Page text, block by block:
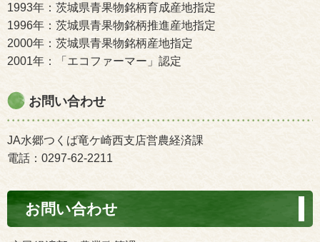
1993年：茨城県青果物銘柄育成産地指定
1996年：茨城県青果物銘柄推進産地指定
2000年：茨城県青果物銘柄産地指定
2001年：「エコファーマー」認定
お問い合わせ
JA水郷つくば竜ケ崎西支店営農経済課
電話：0297-62-2211
お問い合わせ